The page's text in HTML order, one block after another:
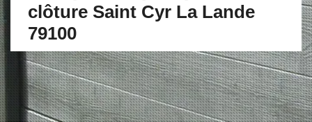
clôture Saint Cyr La Lande
79100